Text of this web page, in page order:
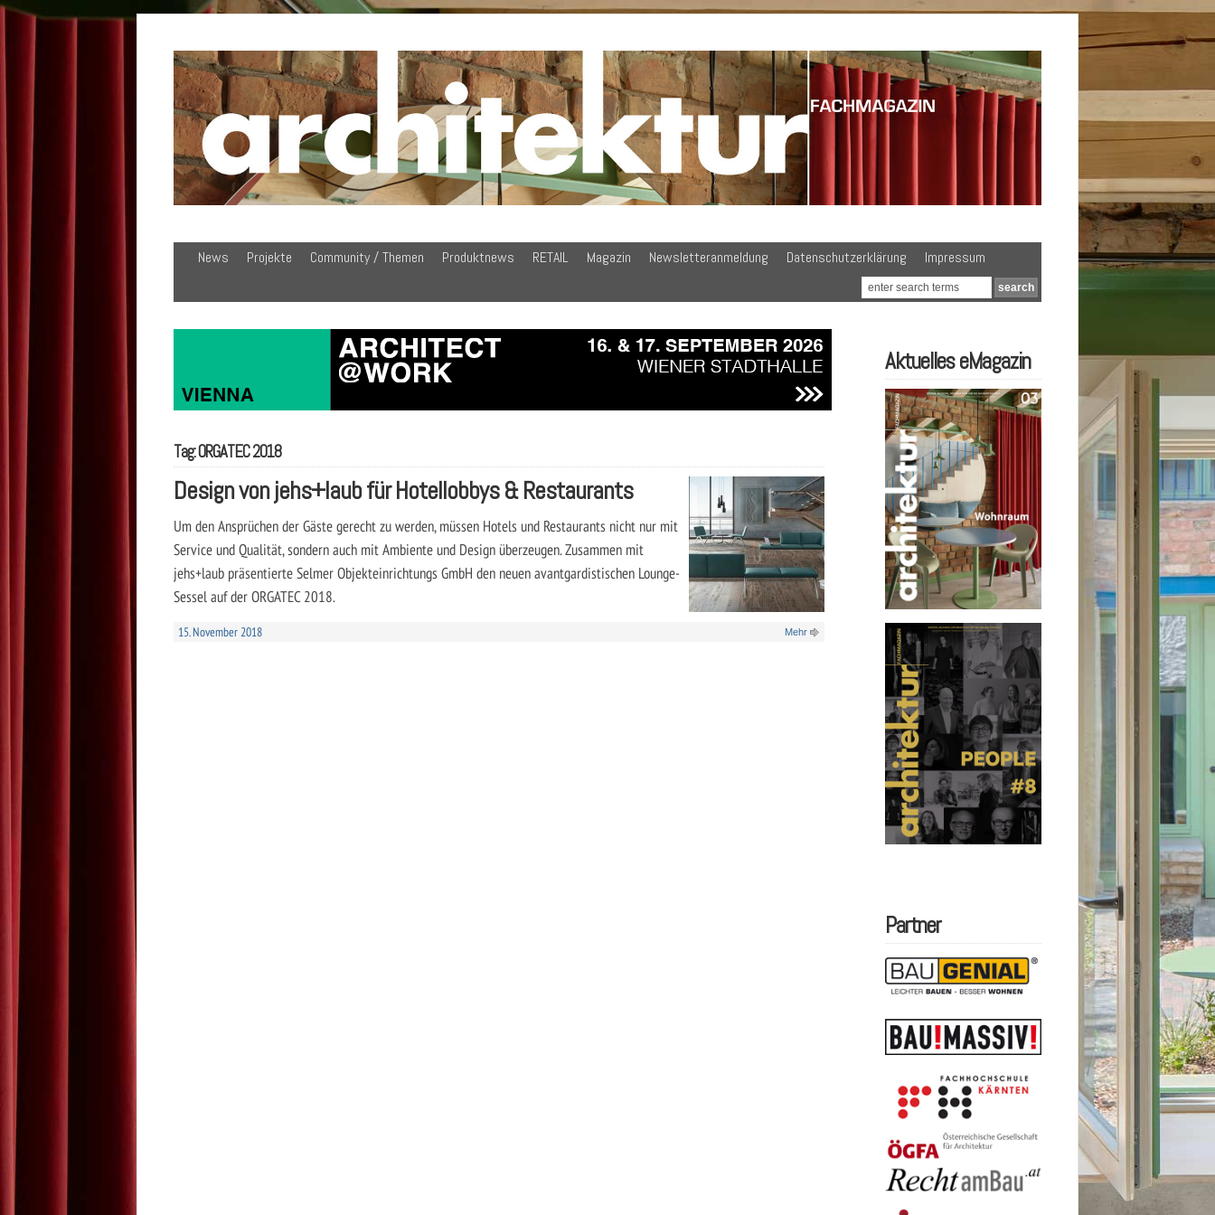
News Projekte Community / Themen Produktnews RETAIL Magazin Newsletteranmeldung Datenschutzerklärung Impressum
Tag: ORGATEC 2018
Design von jehs+laub für Hotellobbys & Restaurants
Um den Ansprüchen der Gäste gerecht zu werden, müssen Hotels und Restaurants nicht nur mit
Service und Qualität, sondern auch mit Ambiente und Design überzeugen. Zusammen mit
jehs+laub präsentierte Selmer Objekteinrichtungs GmbH den neuen avantgardistischen Lounge-
Sessel auf der ORGATEC 2018.
15. November 2018 Mehr
Aktuelles eMagazin
Partner